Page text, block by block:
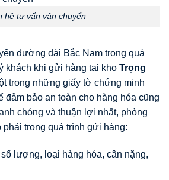
hệ tư vấn vận chuyển
đường dài Bắc Nam trong quá
khách khi gửi hàng tại kho Trọng
trong những giấy tờ chứng minh
đảm bảo an toàn cho hàng hóa cũng
chóng và thuận lợi nhất, phòng
trong quá trình gửi hàng:
lượng, loại hàng hóa, cân nặng,